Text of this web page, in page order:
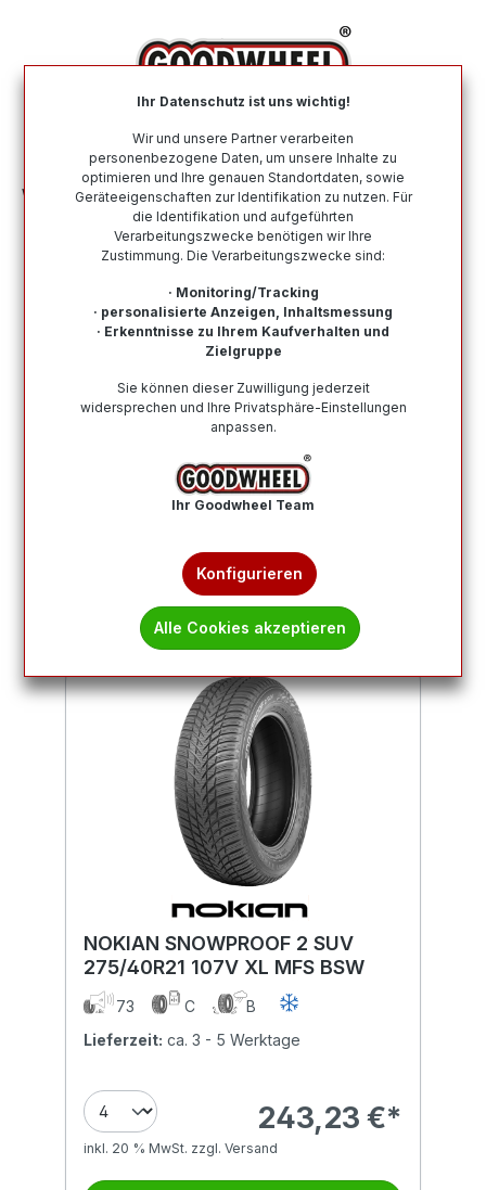
Winterreifen Nach Größe 275 40 R21
Winterreifen in der Größe 275 40 R21
Bei Goodwheel finden Sie Winterreifen renommierter
Top-Hersteller in der Größe 275 40 R21. Schneller
Versand, Kompetenter Support durch unsere
Reifenprofis & Kauf auf Rechnung möglich!
Wie finde ich meine Reifengröße?
Produkte filtern
2
NOKIAN SNOWPROOF 2 SUV
275/40R21 107V XL MFS BSW
73 C
B
Lieferzeit: ca. 3 - 5 Werktage
243,23 €*
inkl. 20 % MwSt. zzgl. Versand
Ihr Datenschutz ist uns wichtig!
Wir und unsere Partner verarbeiten
personenbezogene Daten, um unsere Inhalte zu
optimieren und Ihre genauen Standortdaten, sowie
Geräteeigenschaften zur Identifikation zu nutzen. Für
die Identifikation und aufgeführten
Verarbeitungszwecke benötigen wir Ihre
Zustimmung. Die Verarbeitungszwecke sind:
· Monitoring/Tracking
· personalisierte Anzeigen, Inhaltsmessung
· Erkenntnisse zu Ihrem Kaufverhalten und
Zielgruppe
Sie können dieser Zuwilligung jederzeit
widersprechen und Ihre Privatsphäre-Einstellungen
anpassen.
Ihr Goodwheel Team
Konfigurieren
Alle Cookies akzeptieren